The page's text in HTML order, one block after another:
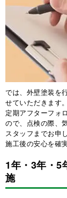
では、外壁塗装を
せていただきます。
定期アフターフォ
ので、点検の際、
スタッフまでお申
施工後の安心を確
1年・3年・5
施